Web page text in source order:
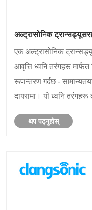
अल्ट्रासोनिक
एक अल्ट्रासोनिक
आवृत्ति ध्वनि तरंगहरू
रूपान्तरण गर्दछ -
दायरामा। यी ध्वनि
थप पढ्नुहोस्